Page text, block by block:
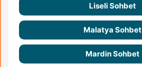
Liseli Sohbet
Malatya Sohbet
Mardin Sohbet